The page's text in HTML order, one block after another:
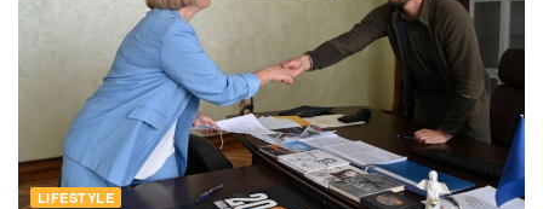
LIFESTYLE